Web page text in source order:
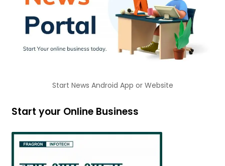
Start News Android App or Website
Start your Online Business